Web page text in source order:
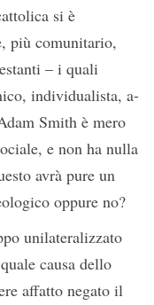
si è
più comunitario,
– i quali
individualista, a-
Smith è mero
e non ha nulla
avrà pure un
oppure no?
unilateralizzato
causa dello
affatto negato il